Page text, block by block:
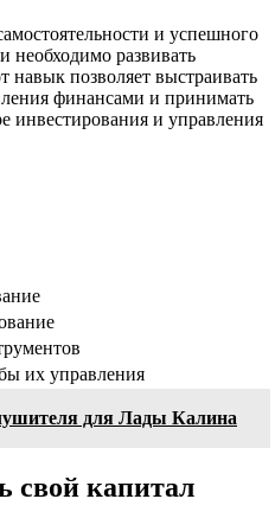
и успешного
необходимо развивать
навык позволяет выстраивать
финансами и принимать
инвестирования и управления
их управления
для Лады Калина
свой капитал